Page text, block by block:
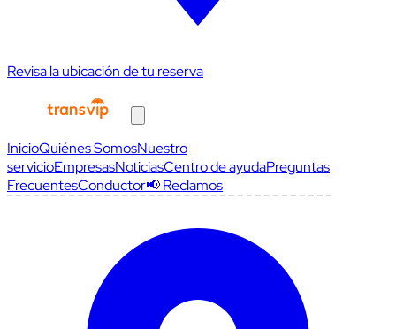
Revisa la ubicación de tu reserva
InicioQuiénes SomosNuestro
servicioEmpresasNoticiasCentro de ayudaPreguntas
FrecuentesConductor📢 Reclamos